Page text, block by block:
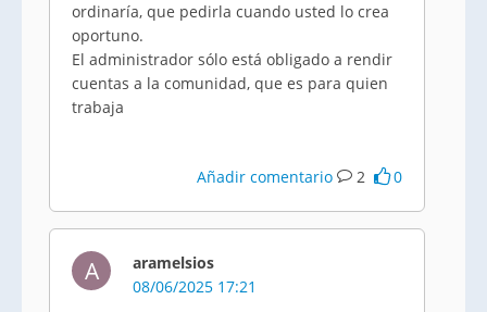
ordinaría, que pedirla cuando usted lo crea
oportuno.
El administrador sólo está obligado a rendir
cuentas a la comunidad, que es para quien
trabaja
Añadir comentario 2 0
A
aramelsios
08/06/2025 17:21